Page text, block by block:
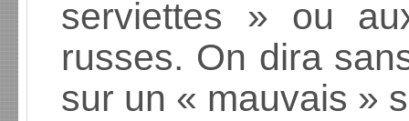
serviettes » ou
russes. On dira
sur un « mauvais »